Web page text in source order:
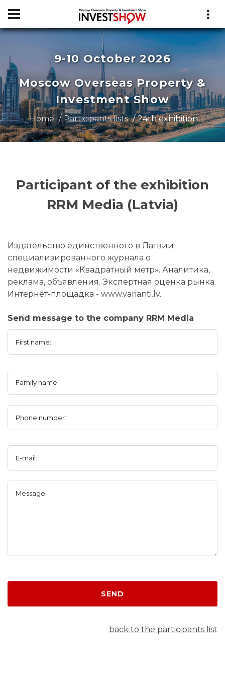
9-10 October 2026
Moscow Overseas Property &
Investment Show
Home Participants lists 24th exhibition
Participant of the exhibition
RRM Media (Latvia)
Издательство единственного в Латвии
специализированного журнала о
недвижимости «Квадратный метр». Аналитика,
реклама, объявления. Экспертная оценка рынка.
Интернет-площадка - www.varianti.lv.
Send message to the company RRM Media
First name:
Family name:
Phone number:
E-mail:
Message:
SEND
back to the participants list